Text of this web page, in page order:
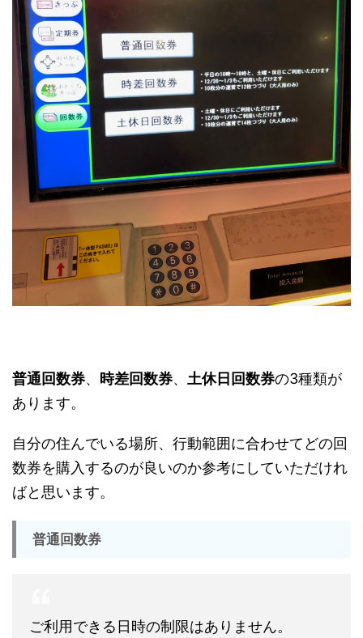
普通回数券、 時差回数券、 土休日回数券の3種類が
あります。
自分の住んでいる場所、行動範囲に合わせてどの回
数券を購入するのが良いのか参考にしていただけれ
ばと思います。
普通回数券
ご利用できる日時の制限はありません。